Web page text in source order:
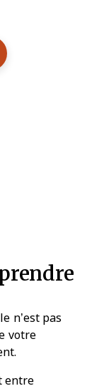
New Window
n’est pas
votre
entre